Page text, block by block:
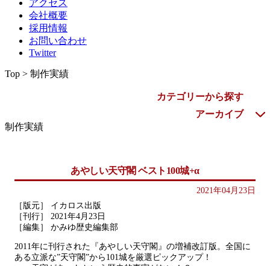
アクセス
会社概要
採用情報
お問い合わせ
Twitter
Top > 制作実績
カテゴリーから探す
アーカイブ
制作実績
あやしい天守閣 ベスト100城+α
2021年04月23日
［版元］ イカロス出版
［刊行］ 2021年4月23日
［編集］ かみゆ歴史編集部
2011年に刊行された『あやしい天守閣』の増補改訂版。全国に
ある立派な”天守閣”から101城を厳選ピックアップ！